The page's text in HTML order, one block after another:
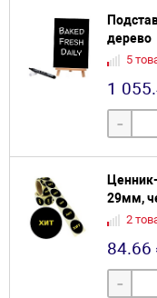
дерево
5
1
-
29мм,
2
84.66
-